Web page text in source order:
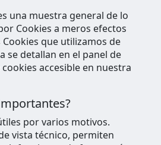
una muestra general de lo
Cookies a meros efectos
que utilizamos de
se detallan en el panel de
accesible en nuestra
por varios motivos.
vista técnico, permiten